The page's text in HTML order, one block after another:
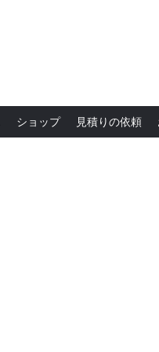
ショップ 見積りの依頼